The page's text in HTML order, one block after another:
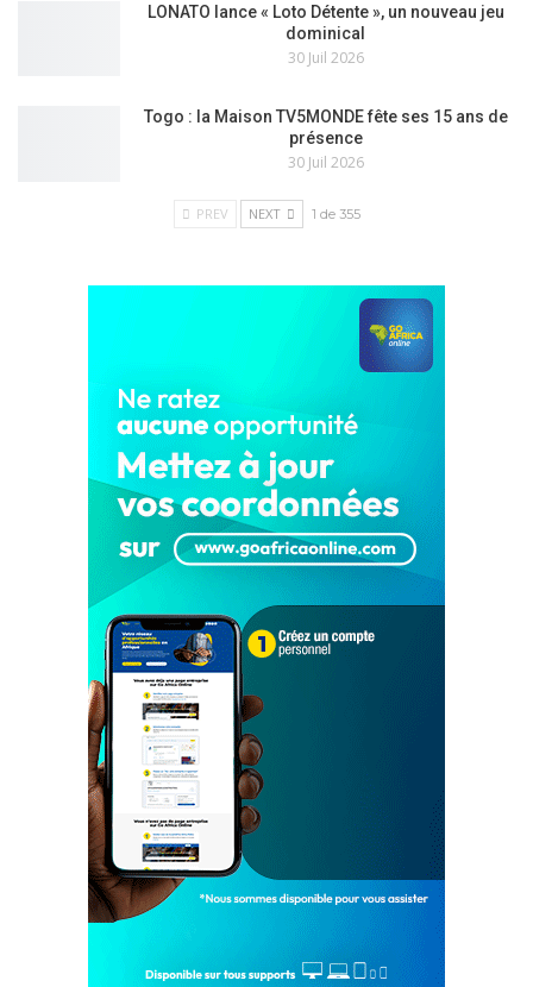
LONATO lance « Loto Détente », un nouveau jeu
dominical
30 Juil 2026
Togo : la Maison TV5MONDE fête ses 15 ans de
présence
30 Juil 2026
PREV NEXT 1 de 355